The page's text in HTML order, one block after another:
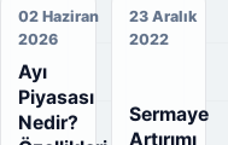
02 Haziran
2026
Ayı
Piyasası
Nedir?
23 Aralık
2022
Sermaye
Artırımı